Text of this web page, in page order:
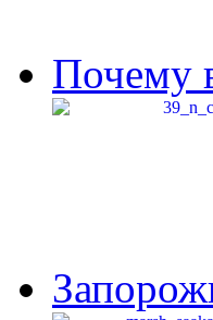
Почему